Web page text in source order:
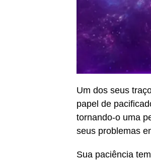
Um dos seus
papel de
tornando-o uma
seus problemas
Sua paciência